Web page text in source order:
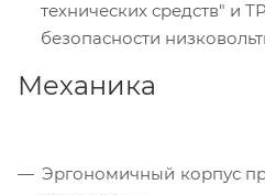
технических средств" и
безопасности
Механика
Эргономичный корпус